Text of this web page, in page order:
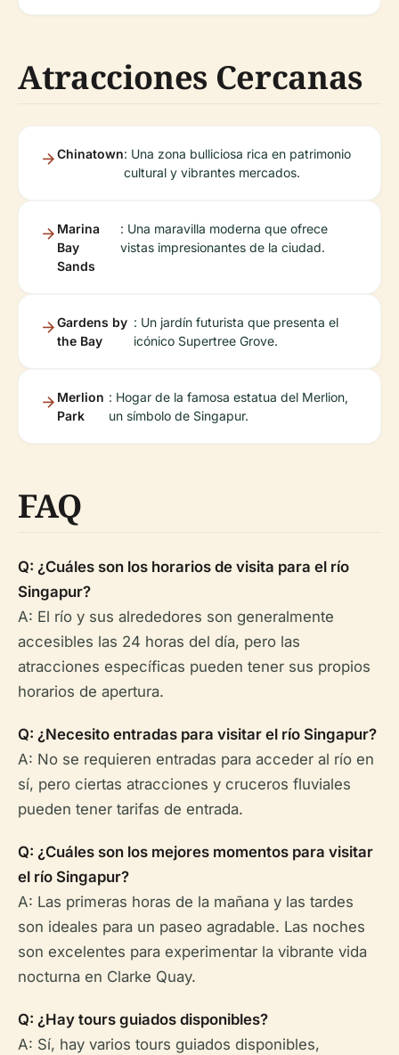
Atracciones Cercanas
Chinatown: Una zona bulliciosa rica en patrimonio
cultural y vibrantes mercados.
Marina
Bay
Sands
: Una maravilla moderna que ofrece
vistas impresionantes de la ciudad.
Gardens by
the Bay
: Un jardín futurista que presenta el
icónico Supertree Grove.
Merlion
Park
: Hogar de la famosa estatua del Merlion,
un símbolo de Singapur.
FAQ
Q: ¿Cuáles son los horarios de visita para el río
Singapur?
A: El río y sus alrededores son generalmente
accesibles las 24 horas del día, pero las
atracciones específicas pueden tener sus propios
horarios de apertura.
Q: ¿Necesito entradas para visitar el río Singapur?
A: No se requieren entradas para acceder al río en
sí, pero ciertas atracciones y cruceros fluviales
pueden tener tarifas de entrada.
Q: ¿Cuáles son los mejores momentos para visitar
el río Singapur?
A: Las primeras horas de la mañana y las tardes
son ideales para un paseo agradable. Las noches
son excelentes para experimentar la vibrante vida
nocturna en Clarke Quay.
Q: ¿Hay tours guiados disponibles?
A: Sí, hay varios tours guiados disponibles,